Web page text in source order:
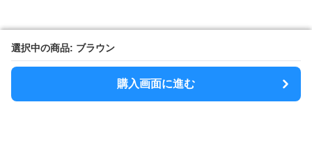
選択中の商品: ブラウン
購入画面に進む
選択中の商品: ブラウン
購入画面に進む